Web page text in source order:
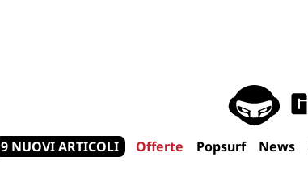
9 NUOVI ARTICOLI Offerte Popsurf News